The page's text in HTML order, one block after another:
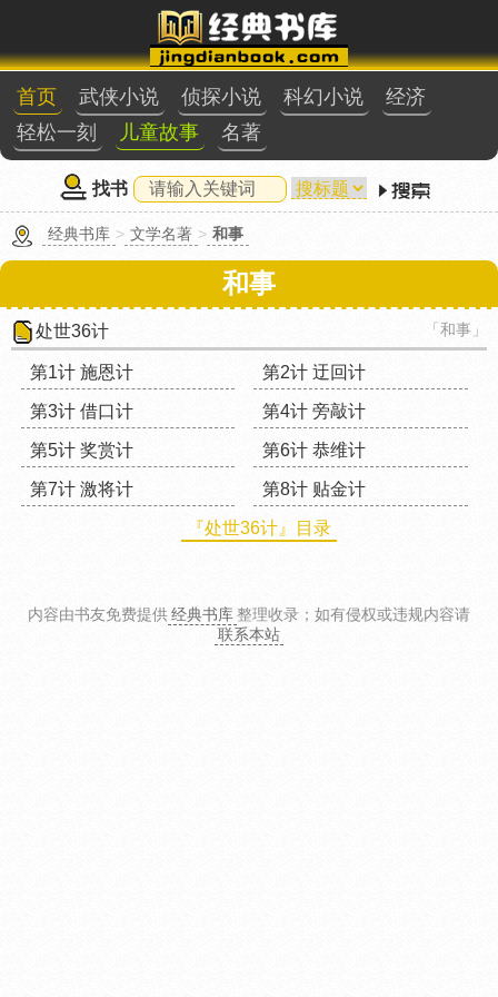
首页 武侠小说 侦探小说 科幻小说
经济
轻松一刻
儿童故事 名著
找书
经典书库 > 文学名著 > 和事
和事
「和事」
处世36计
第1计 施恩计 第2计 迂回计
第3计 借口计 第4计 旁敲计
第5计 奖赏计 第6计 恭维计
第7计 激将计 第8计 贴金计
『处世36计』目录
内容由书友免费提供经典书库整理收录 ；如有侵权或违规内容请
联系本站